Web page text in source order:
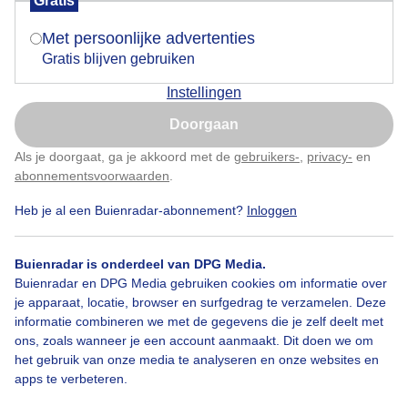
Met persoonlijke advertenties
Gratis blijven gebruiken
Instellingen
Doorgaan
Als je doorgaat, ga je akkoord met de gebruikers- privacy- en
abonnementsvoorwaarden
Heb je al een Buienradar-abonnement? Inloggen
Buienradar is onderdeel van DPG Media.
Buienradar en DPG Media gebruiken cookies om informatie over
je apparaat, locatie, browser en surfgedrag te verzamelen. Deze
informatie combineren we met de gegevens die je zelf deelt met
ons, zoals wanneer je een account aanmaakt. Dit doen we om
het gebruik van onze media te analyseren en onze websites en
apps te verbeteren.
Door: Adri Joosse Gemaakt: 25-04-2025, 43x bekeken
Vriendelijkestapelwolken Zon
Bekijk slideshow
Is goed, toon de popup
Nu niet, misschien later
Klik hierom dit aan te passen